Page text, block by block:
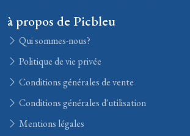
à propos de Picbleu
Qui sommes-nous?
Politique de vie privée
Conditions générales de vente
Conditions générales d'utilisation
Mentions légales